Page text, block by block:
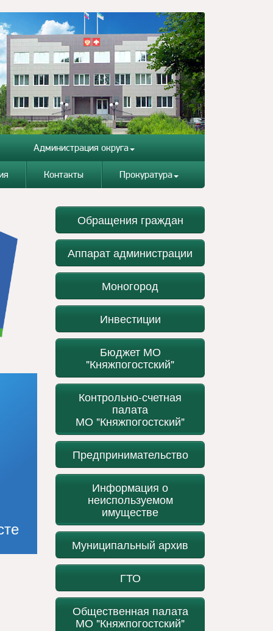
Администрация округа
Контакты Прокуратура
Обращения граждан
Аппарат администрации
Моногород
Инвестиции
Бюджет МО
"Княжпогостский"
Контрольно-счетная
палата
МО "Княжпогостский"
Предпринимательство
Информация о
неиспользуемом
имуществе
Муниципальный архив
ГТО
Общественная палата
МО "Княжпогостский"